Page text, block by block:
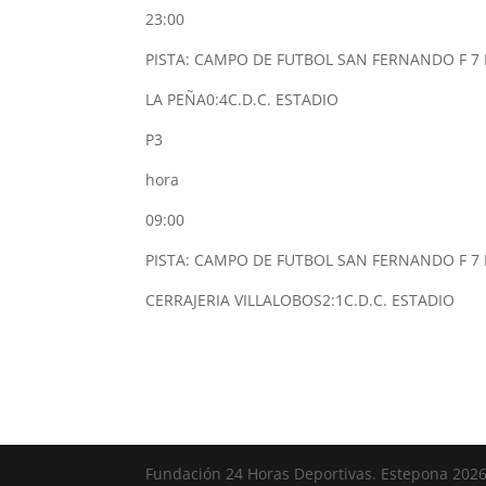
23:00
PISTA: CAMPO DE FUTBOL SAN FERNANDO F 7
LA PEÑA0:4C.D.C. ESTADIO
P3
hora
09:00
PISTA: CAMPO DE FUTBOL SAN FERNANDO F
CERRAJERIA VILLALOBOS2:1 C.D.C. ESTADIO
Fundación 24 Horas Deportivas. Estepona 2026